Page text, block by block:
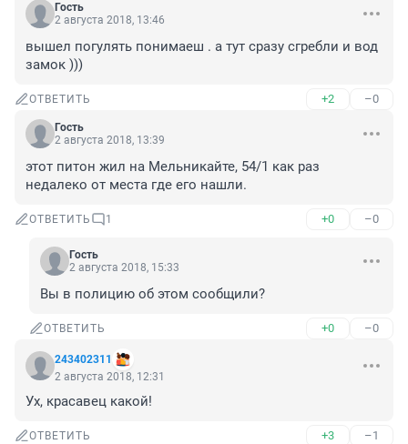
Гость
2 августа 2018, 13:46
вышел погулять понимаеш . а тут сразу сгребли и вод
замок )))
ОТВЕТИТЬ +2 –0
Гость
2 августа 2018, 13:39
этот питон жил на Мельникайте, 54/1 как раз
недалеко от места где его нашли.
ОТВЕТИТЬ 1 +0 –0
Гость
2 августа 2018, 15:33
Вы в полицию об этом сообщили?
ОТВЕТИТЬ +0 –0
243402311
2 августа 2018, 12:31
Ух, красавец какой!
ОТВЕТИТЬ +3 –1